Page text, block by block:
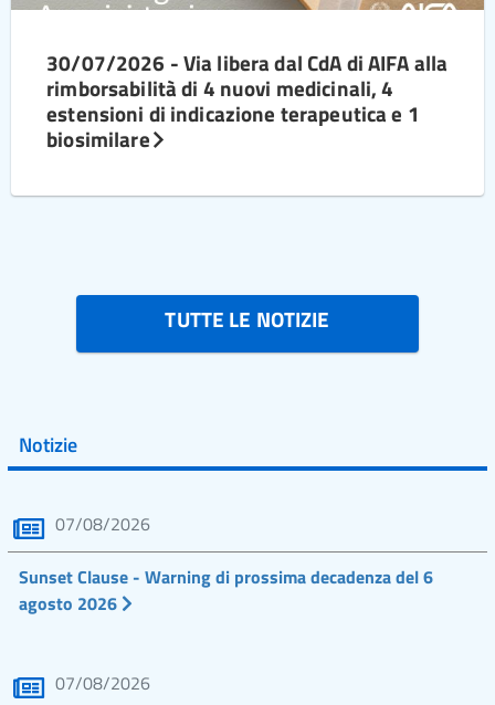
30/07/2026 - Via libera dal CdA di AIFA alla
rimborsabilità di 4 nuovi medicinali, 4
estensioni di indicazione terapeutica e 1
biosimilare
TUTTE LE NOTIZIE
Notizie
07/08/2026
Sunset Clause - Warning di prossima decadenza del 6
agosto 2026
07/08/2026